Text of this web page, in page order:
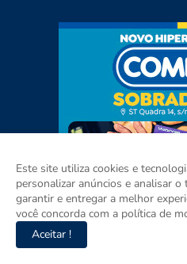
Este site utiliza cookies e
personalizar anúncios e analisar
garantir e entregar a melhor
você concorda com a política de
Aceitar !